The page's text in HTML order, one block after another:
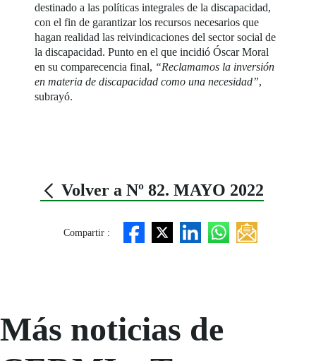
destinado a las políticas integrales de la discapacidad,
con el fin de garantizar los recursos necesarios que
hagan realidad las reivindicaciones del sector social de
la discapacidad. Punto en el que incidió Óscar Moral
en su comparecencia final, “Reclamamos la inversión
en materia de discapacidad como una necesidad”,
subrayó.
Volver a Nº 82. MAYO 2022
Compartir :
Más noticias de